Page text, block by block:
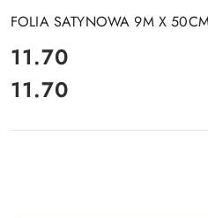
FOLIA SATYNOWA 9M X
cena:
11.70
Cena:
11.70